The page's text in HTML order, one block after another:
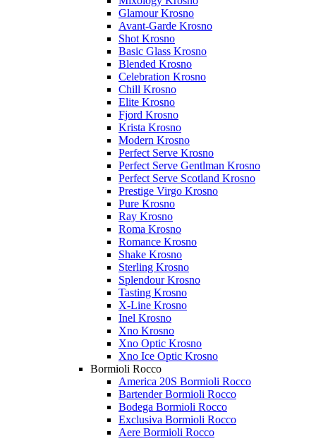
Glamour Krosno
Avant-Garde Krosno
Shot Krosno
Basic Glass Krosno
Blended Krosno
Celebration Krosno
Chill Krosno
Elite Krosno
Fjord Krosno
Krista Krosno
Modern Krosno
Perfect Serve Krosno
Perfect Serve Gentlman Krosno
Perfect Serve Scotland Krosno
Prestige Virgo Krosno
Pure Krosno
Ray Krosno
Roma Krosno
Romance Krosno
Shake Krosno
Sterling Krosno
Splendour Krosno
Tasting Krosno
X-Line Krosno
Inel Krosno
Xno Krosno
Xno Optic Krosno
Xno Ice Optic Krosno
Bormioli Rocco
America 20S Bormioli Rocco
Bartender Bormioli Rocco
Bodega Bormioli Rocco
Exclusiva Bormioli Rocco
Aere Bormioli Rocco